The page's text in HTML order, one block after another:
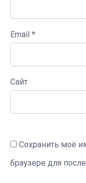
Email *
Сайт
Сохранить моё
браузере для